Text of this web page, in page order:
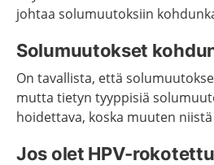
johtaa solumuutoksiin
Solumuutokset
On tavallista, että
mutta tietyn tyyppisiä
hoidettava, koska muuten
Jos olet HPV-rokotettu